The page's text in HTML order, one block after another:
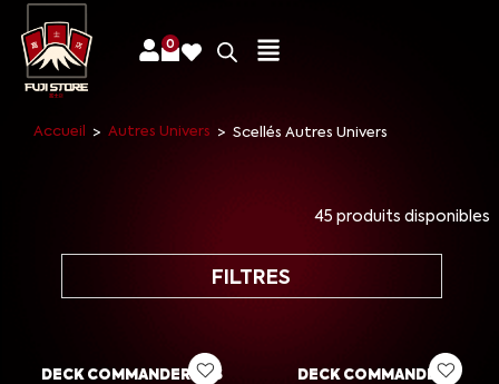
0
Accueil > Autres Univers > Scellés Autres Univers
45 produits disponibles
FILTRES
DECK COMMANDER LES
DECK COMMANDER